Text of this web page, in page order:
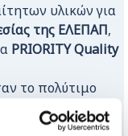
υλικών για
της ΕΛΕΠΑΠ,
PRIORITY Quality
το πολύτιμο
και
Δρ. Χρισταλένα